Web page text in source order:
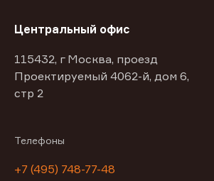
Центральный офис
115432, г Москва, проезд
Проектируемый 4062-й, дом 6,
стр 2
Телефоны
+7 (495) 748-77-48